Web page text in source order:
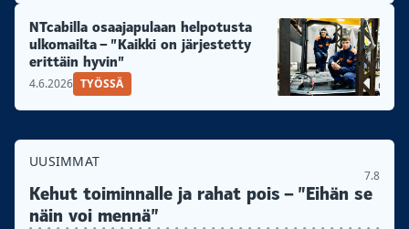
NTcabilla osaajapulaan helpotusta
ulkomailta – ”Kaikki on järjestetty
erittäin hyvin”
4.6.2026 TYÖSSÄ
UUSIMMAT
7.8
Kehut toiminnalle ja rahat pois – ”Eihän se
näin voi mennä”